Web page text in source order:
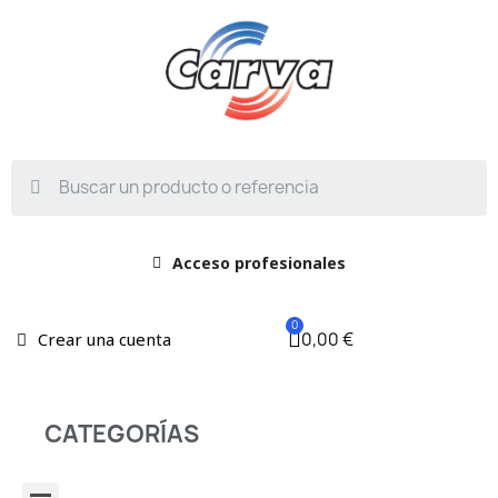
Acceso profesionales
Crear una cuenta 0,00 €
CATEGORÍAS